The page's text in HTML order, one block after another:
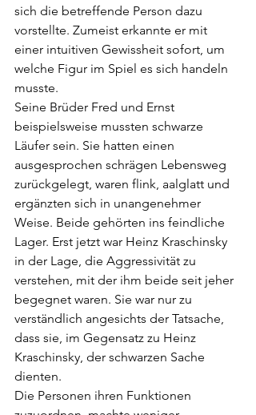
sich die betreffende Person dazu
vorstellte. Zumeist erkannte er mit
einer intuitiven Gewissheit sofort, um
welche Figur im Spiel es sich handeln
musste.
Seine Brüder Fred und Ernst
beispielsweise mussten schwarze
Läufer sein. Sie hatten einen
ausgesprochen schrägen Lebensweg
zurückgelegt, waren flink, aalglatt und
ergänzten sich in unangenehmer
Weise. Beide gehörten ins feindliche
Lager. Erst jetzt war Heinz Kraschinsky
in der Lage, die Aggressivität zu
verstehen, mit der ihm beide seit jeher
begegnet waren. Sie war nur zu
verständlich angesichts der Tatsache,
dass sie, im Gegensatz zu Heinz
Kraschinsky, der schwarzen Sache
dienten.
Die Personen ihren Funktionen